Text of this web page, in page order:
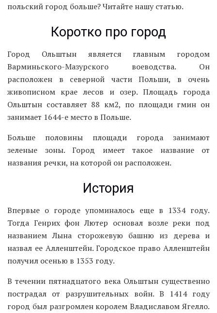
польский город больше? Читайте нашу статью.
Коротко про город
Город Ольштын является главным городом
Варминьского-Мазурского воеводства. Он
расположен в северной части Польши, в очень
живописном крае лесов и озер. Площадь города
Ольштын составляет 88 км2, по площади гмин он
занимает 1644-е место в Польше.
Больше половины площади города занимают
зеленые зоны. Город имеет такое название от
названия речки, на которой он расположен.
История
Впервые о городе упоминалось еще в 1334 году.
Тогда Генрих фон Лютер основал возле реки под
названием Лына сторожевую башню из дерева и
назвал ее Алленштейн. Городское право Алленштейн
получил осенью в 1353 году.
В течении пятнадцатого века Ольштын существенно
пострадал от разрушительных войн. В 1414 году
город был разгромлен королем Владиславом Ягелло.